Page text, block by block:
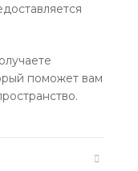
поможет вам